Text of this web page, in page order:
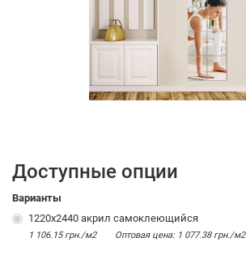
Доступные опции
Варианты
1220х2440 акрил самоклеющийся
1 106.15 грн./м2 Оптовая цена: 1 077.38 грн./м2